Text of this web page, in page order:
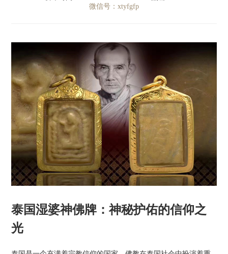
微信号：xtyfgfp
泰国湿婆神佛牌：神秘护佑的信仰之
光